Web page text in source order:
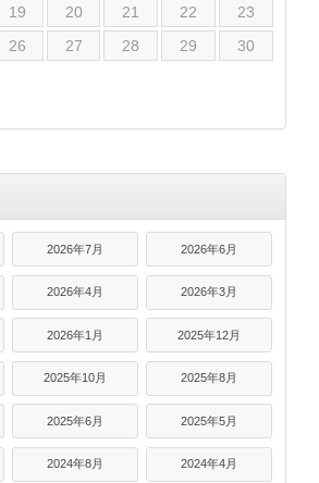
19 20 21 22
23
26 27 28 29
30
2026年7月 2026年6月
2026年4月 2026年3月
2026年1月 2025年12月
2025年10月 2025年8月
2025年6月 2025年5月
2024年8月 2024年4月